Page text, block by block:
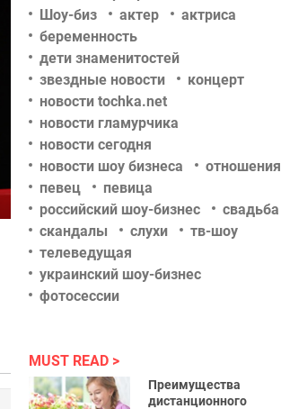
Шоу-биз
актер
актриса
беременность
дети знаменитостей
звездные новости
концерт
новости tochka.net
новости гламурчика
новости сегодня
новости шоу бизнеса
отношения
певец
певица
российский шоу-бизнес
свадьба
скандалы
слухи
тв-шоу
телеведущая
украинский шоу-бизнес
фотосессии
MUST READ
Преимущества
дистанционного